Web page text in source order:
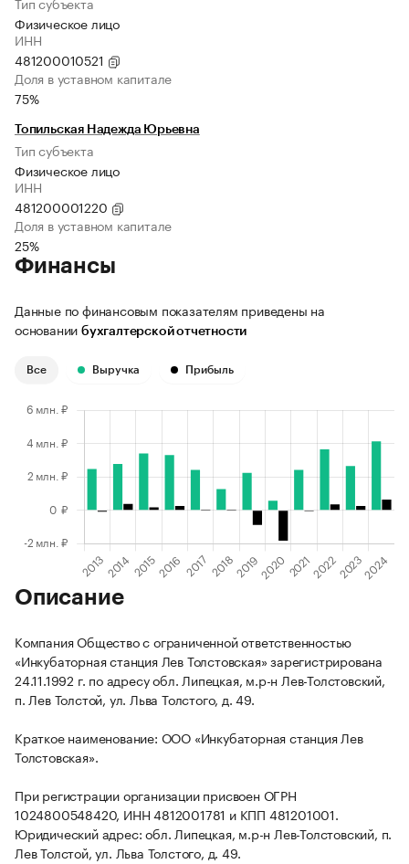
Физическое лицо
ИНН
481200010521
Доля в уставном капитале
75%
Топильская Надежда Юрьевна
Тип субъекта
Физическое лицо
ИНН
481200001220
Доля в уставном капитале
25%
Финансы
Данные по финансовым показателям приведены на
основании бухгалтерской отчетности
Все Выручка Прибыль
Описание
Компания Общество с ограниченной ответственностью
«Инкубаторная станция Лев Толстовская» зарегистрирована
24.11.1992 г. по адресу обл. Липецкая, м.р-н Лев-Толстовский,
п. Лев Толстой, ул. Льва Толстого, д. 49.
Краткое наименование: ООО «Инкубаторная станция Лев
Толстовская».
При регистрации организации присвоен ОГРН
1024800548420, ИНН 4812001781 и КПП 481201001.
Юридический адрес: обл. Липецкая, м.р-н Лев-Толстовский, п.
Лев Толстой, ул. Льва Толстого, д. 49.